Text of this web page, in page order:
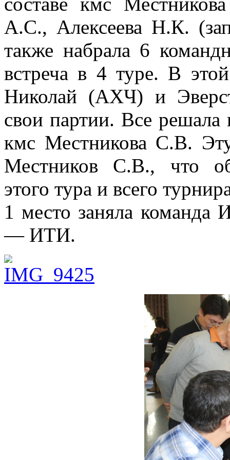
А.С., Алексеева Н.К.
также набрала 6
встреча в 4 туре. В
Николай (АХЧ) и
свои партии. Все
кмс Местникова С.В.
Местников С.В., что
этого тура и всего
1 место заняла
— ИТИ.